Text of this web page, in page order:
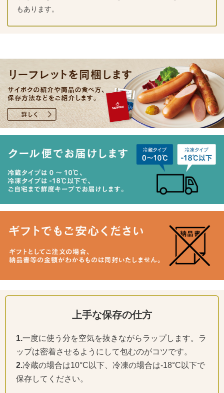
もあります。
上手な保存の仕方
1.一度に使う分を空気を抜きながらラップします。ラ
ップは密着させるようにして包むのがコツです。
2.冷蔵の場合は10°C以下、冷凍の場合は-18°C以下で
保存してください。